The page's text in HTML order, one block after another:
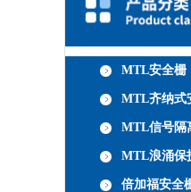
MTL安全栅
MTL齐纳式
MTL信号隔
MTL浪涌保
倍加福安全